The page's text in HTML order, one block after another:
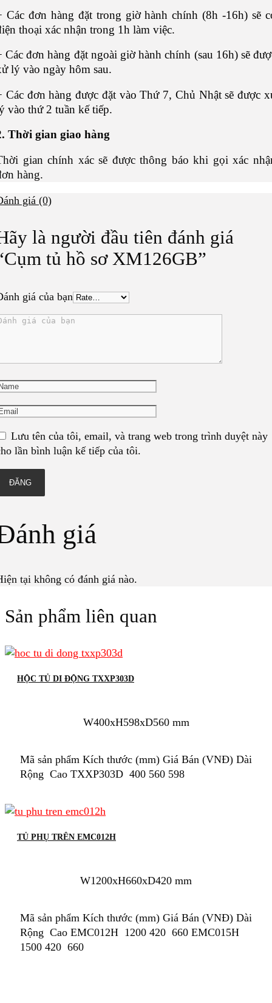
Các đơn hàng đặt trong giờ hành chính (8h -16h) sẽ
thoại xác nhận trong 1h làm việc.
Các đơn hàng đặt ngoài giờ hành chính (sau 16h) sẽ
lý vào ngày hôm sau.
Các đơn hàng được đặt vào Thứ 7, Chủ Nhật sẽ được
vào thứ 2 tuần kế tiếp.
Thời gian giao hàng
gian chính xác sẽ được thông báo khi gọi xác
hàng.
giá (0)
là người đầu tiên đánh giá
tủ hồ sơ XM126GB”
giá của bạn
Lưu tên của tôi, email, và trang web trong trình duyệt này
lần bình luận kế tiếp của tôi.
giá
tại không có đánh giá nào.
Sản phẩm liên quan
HỘC TỦ DI ĐỘNG TXXP303D
W400xH598xD560 mm
Mã sản phẩm Kích thước (mm) Giá Bán (VNĐ) Dài
Rộng Cao TXXP303D 400 560 598
TỦ PHỤ TRÊN EMC012H
W1200xH660xD420 mm
Mã sản phẩm Kích thước (mm) Giá Bán (VNĐ) Dài
Rộng Cao EMC012H 1200 420 660 EMC015H
1500 420 660